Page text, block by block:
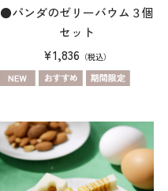
●パンダのゼリーバウム３個
セット
¥1,836 （税込）